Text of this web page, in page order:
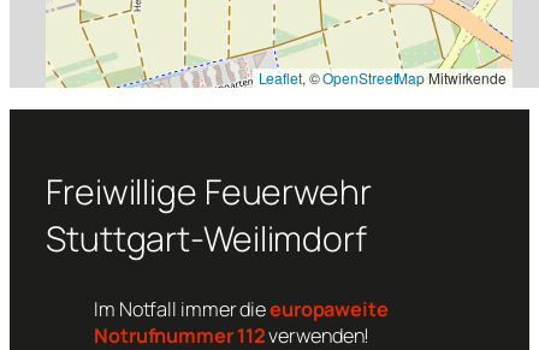
Leaflet, ©OpenStreetMapMitwirkende
Freiwillige Feuerwehr
Stuttgart-Weilimdorf
Im Notfall immer dieeuropaweite
Notrufnummer 112verwenden!